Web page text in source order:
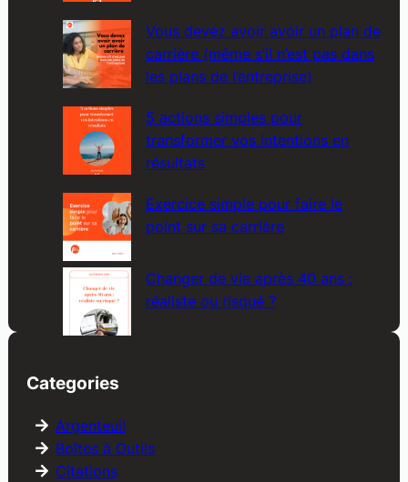
Vous devez avoir avoir un plan de
carrière (même s’il n’est pas dans
les plans de l’entreprise)
5 actions simples pour
transformer vos intentions en
résultats
Exercice simple pour faire le
point sur sa carrière
Changer de vie après 40 ans :
réaliste ou risqué ?
Categories
Argenteuil
Boîtes à Outils
Citations